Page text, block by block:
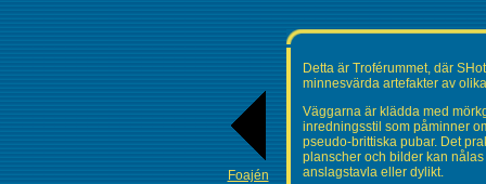
Foajén
Detta är Troférummet, där
minnesvärda artefakter av
Väggarna är klädda med
inredningsstil som påminner
pseudo-brittiska pubar. Det
planscher och bilder kan
anslagstavla eller dylikt.